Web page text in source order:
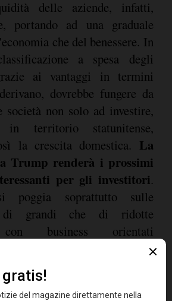
delle aziende, infatti,
portando ad una graduale
che del benessere. In
a spesa degli
ai vantaggi in termini
dovrebbe fungere da
società non solo ad investire,
territorio statunitense,
la crescita domestica. La
Trump renderà i prossimi
per gli investitori.
poggia soprattutto sulle
di grandi che di ridotte
con business orientati
al mercato interno e soggette
elevate. Si parla di società
finanziario, industriale e